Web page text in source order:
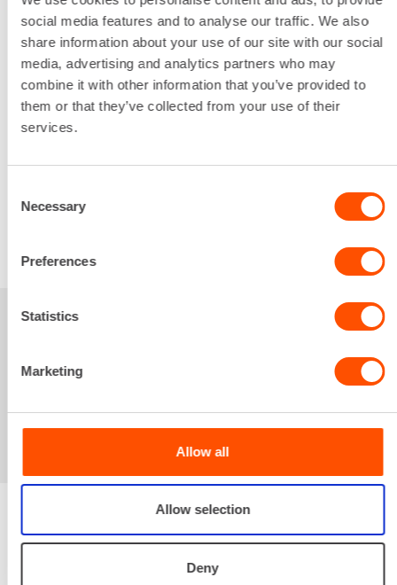
social media features and to analyse our traffic. We also
share information about your use of our site with our social
media, advertising and analytics partners who may
combine it with other information that you’ve provided to
them or that they’ve collected from your use of their
services.
Selection
Necessary
Preferences
Statistics
Marketing
Allow all
Allow selection
Deny
Leveys
600 mm
Paino
468 kg
Lataa lisää
Kuukausi 744,19 €/ kk
kiinnostaa myös
Renta palvelee